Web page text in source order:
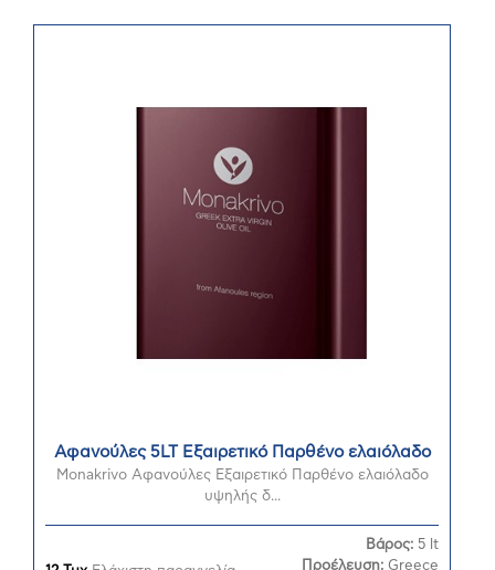
Αφανούλες 5LT Εξαιρετικό Παρθένο ελαιόλαδο
Monakrivo Αφανούλες Εξαιρετικό Παρθένο ελαιόλαδο
υψηλής δ...
Βάρος: 5 lt
Προέλευση: Greece